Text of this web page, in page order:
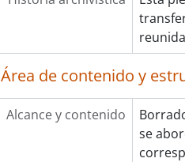
Área de contenido y
Alcance y contenido
se